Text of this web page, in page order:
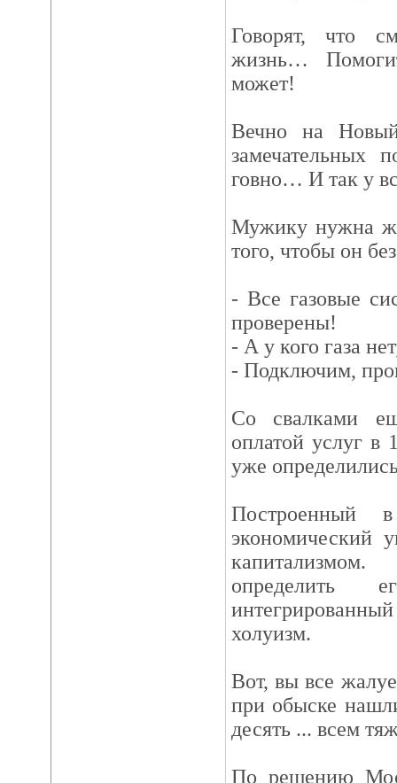
Говорят, что
жизнь…
может!
Вечно на
замечательных
говно… И так у
Мужику нужна
того, чтобы он
- Все газовые
проверены!
- А у кого газа
- Подключим,
Со свалками
оплатой услуг в
уже
Построенный
экономический
определить
холуизм.
Вот, вы все
при обыске
десять ... всем
По решению